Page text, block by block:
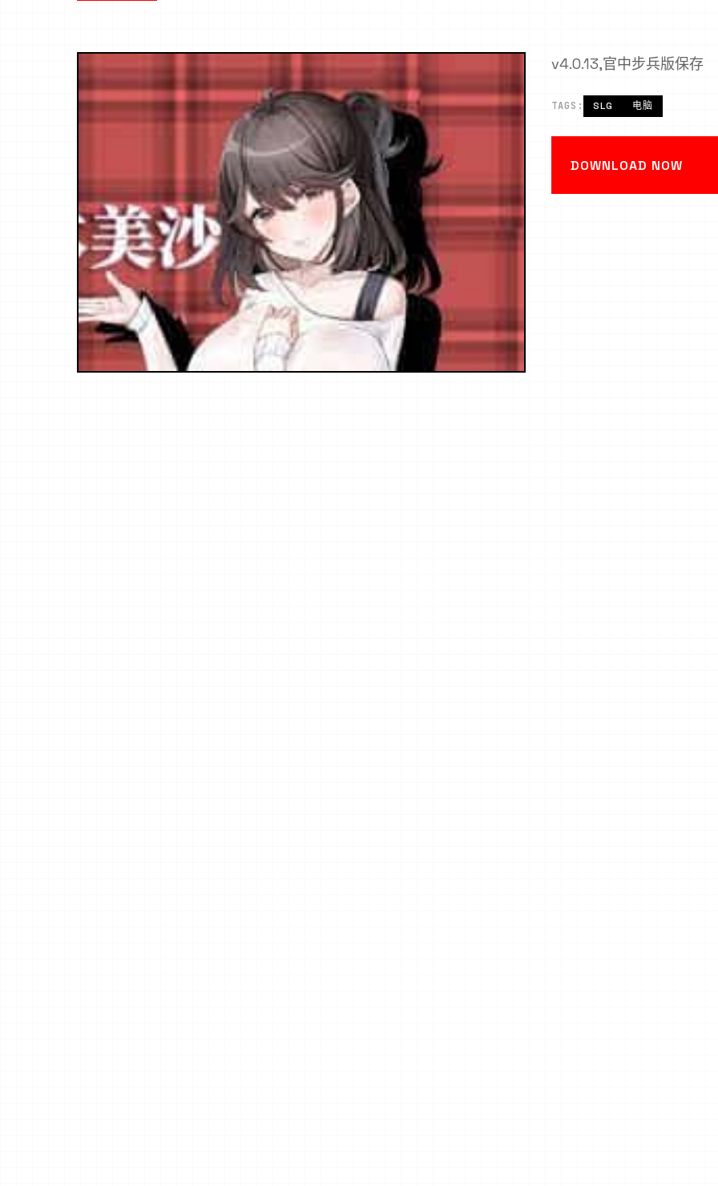
v4.0.13,官中步兵版保存
TAGS: SLG 电脑
DOWNLOAD NOW